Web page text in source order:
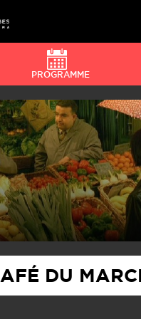
À L’AFFICHE
ÉVÉNEMENTS
CAFÉ DU CINÉ
PRATIQUE
AUX
PROGRAMME
DU